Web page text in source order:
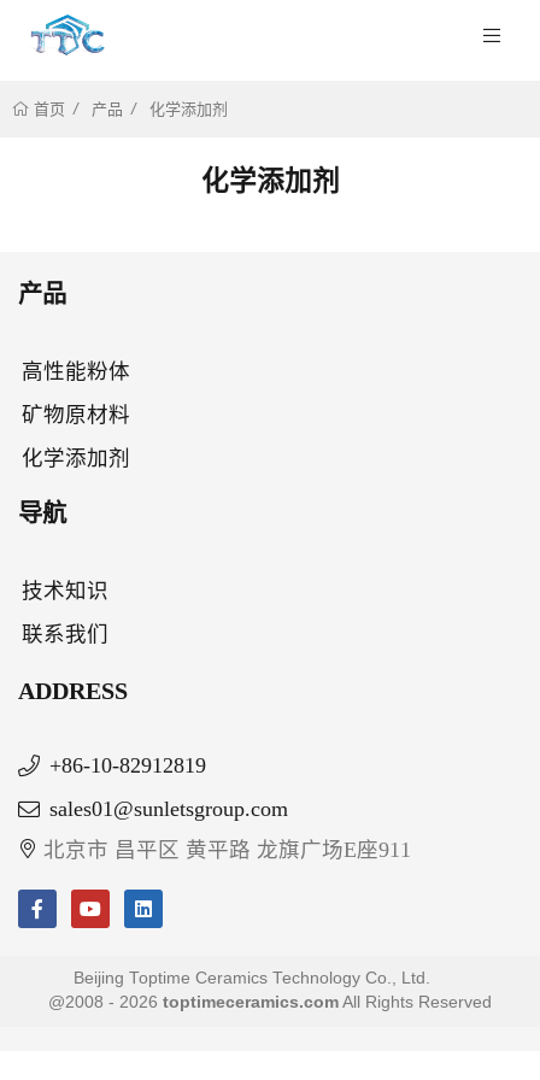
首页 产品 化学添加剂
化学添加剂
产品
高性能粉体
矿物原材料
化学添加剂
导航
技术知识
联系我们
ADDRESS
+86-10-82912819
sales01@sunletsgroup.com
北京市 昌平区 黄平路 龙旗广场E座911
Beijing Toptime Ceramics Technology Co., Ltd.
@2008 - 2026 toptimeceramics.com All Rights Reserved